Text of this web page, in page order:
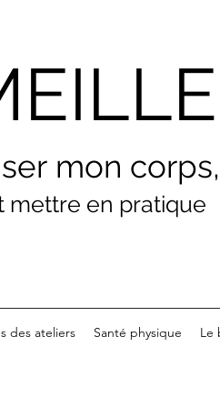
mon
mettre en pratique
des ateliers Santé physique Le